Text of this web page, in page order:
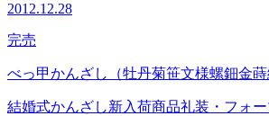
2012.12.28
完売
べっ甲かんざし（牡丹菊笹文様螺鈿金蒔
結婚式かんざし新入荷商品礼装・フォ